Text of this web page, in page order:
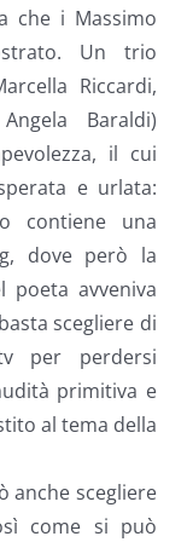
che i Massimo
Un trio
Riccardi,
Baraldi)
il cui
e urlata:
contiene una
dove però la
poeta avveniva
scegliere di
per perdersi
primitiva e
al tema della
anche scegliere
come si può